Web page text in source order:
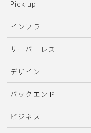
Pick up
インフラ
サーバーレス
デザイン
バックエンド
ビジネス